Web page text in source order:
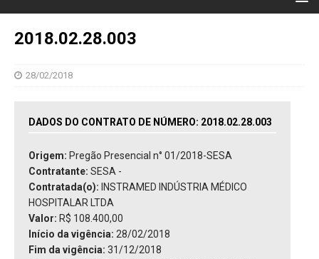
2018.02.28.003
28/02/2018
DADOS DO CONTRATO DE NÚMERO: 2018.02.28.003
Origem: Pregão Presencial n° 01/2018-SESA
Contratante: SESA -
Contratada(o): INSTRAMED INDÚSTRIA MÉDICO
HOSPITALAR LTDA
Valor: R$ 108.400,00
Início da vigência: 28/02/2018
Fim da vigência: 31/12/2018